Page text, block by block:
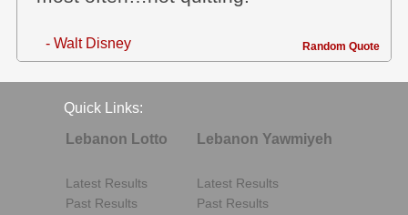
- Walt Disney Random Quote
Quick Links:
Lebanon Lotto
Latest Results
Past Results
Lebanon Yawmiyeh
Latest Results
Past Results